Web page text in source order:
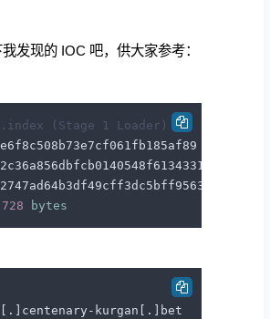
发现的 IOC 吧，供大家参考：
(Stage 1 Loader)
728 bytes
kurgan[.]bet